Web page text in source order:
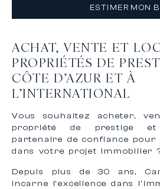
ESTIMER MON
ACHAT, VENTE ET
PROPRIÉTÉS DE
CÔTE D’AZUR ET À
L’INTERNATIONAL
Vous souhaitez acheter,
propriété de prestige
partenaire de confiance pour
dans votre projet immobilier
Depuis plus de 30 ans,
incarne l’excellence dans